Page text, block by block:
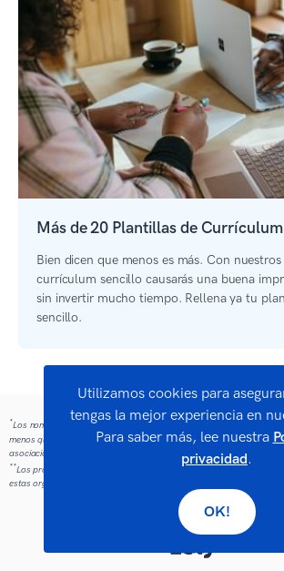
Más de 20 Plantillas de
Bien dicen que menos es más. Con
currículum sencillo causarás una buena
sin invertir mucho tiempo. Rellena ya tu
sencillo.
*Los nombres y logos de las empresas mencionadas son marcas
menos que se indique lo contrario, dichas referencias no pretenden
asociación con Zety.
**Los profesionales que utilizaron nuestras herramientas fueron
estas organizaciones.
Utilizamos cookies para
tengas la mejor experiencia en
Para saber más, lee nuestra
privacidad.
OK!